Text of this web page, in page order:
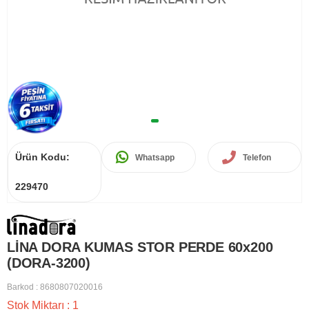
Ürün Kodu:
229470
Whatsapp Telefon
LİNA DORA KUMAS STOR PERDE 60x200
(DORA-3200)
Barkod : 8680807020016
Stok Miktarı : 1